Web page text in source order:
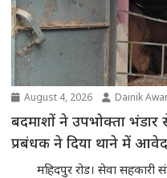
August 4, 2026 Dainik
बदमाशों ने उपभोक्ता
प्रबंधक ने दिया थाने में
महिदपुर रोड। सेवा सहकारी